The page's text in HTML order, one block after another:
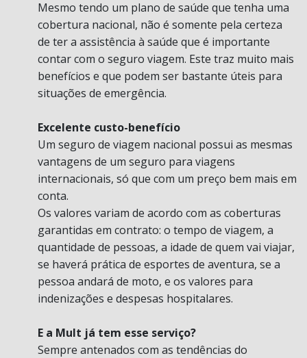
Mesmo tendo um plano de saúde que tenha uma
cobertura nacional, não é somente pela certeza
de ter a assistência à saúde que é importante
contar com o seguro viagem. Este traz muito mais
benefícios e que podem ser bastante úteis para
situações de emergência.
Excelente custo-benefício
Um seguro de viagem nacional possui as mesmas
vantagens de um seguro para viagens
internacionais, só que com um preço bem mais em
conta.
Os valores variam de acordo com as coberturas
garantidas em contrato: o tempo de viagem, a
quantidade de pessoas, a idade de quem vai viajar,
se haverá prática de esportes de aventura, se a
pessoa andará de moto, e os valores para
indenizações e despesas hospitalares.
E a Mult já tem esse serviço?
Sempre antenados com as tendências do